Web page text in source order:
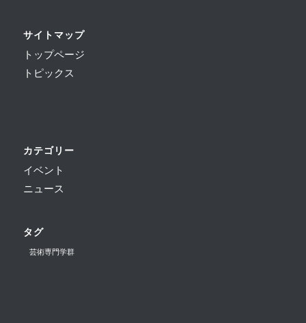
サイトマップ
トップページ
トピックス
カテゴリー
イベント
ニュース
タグ
芸術専門学群